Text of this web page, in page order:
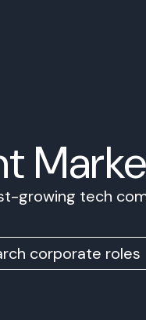
growing tech
corporate roles